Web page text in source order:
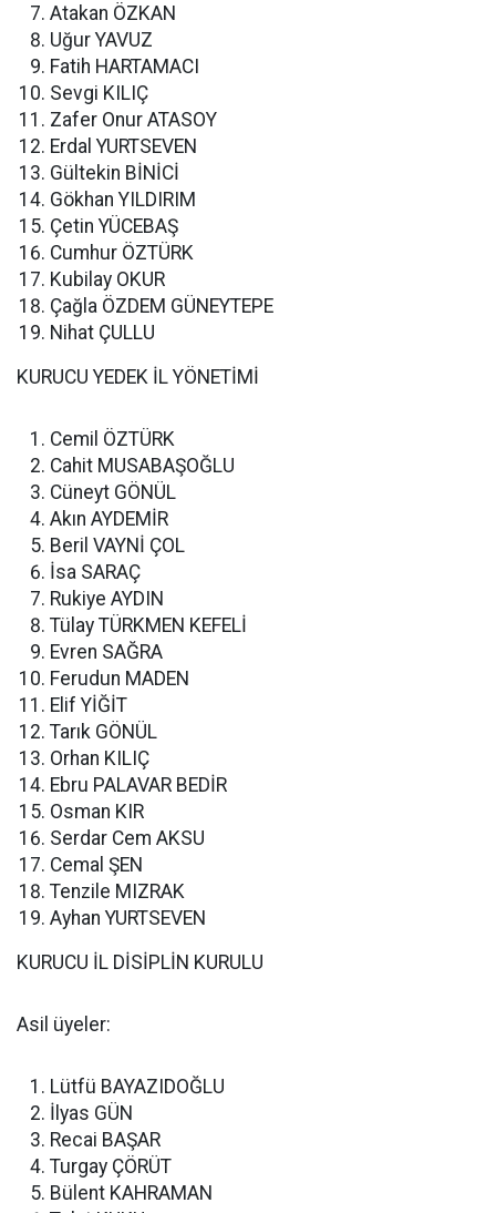
Atakan ÖZKAN
Uğur YAVUZ
Fatih HARTAMACI
Sevgi KILIÇ
Zafer Onur ATASOY
Erdal YURTSEVEN
Gültekin BİNİCİ
Gökhan YILDIRIM
Çetin YÜCEBAŞ
Cumhur ÖZTÜRK
Kubilay OKUR
Çağla ÖZDEM GÜNEYTEPE
Nihat ÇULLU
KURUCU YEDEK İL YÖNETİMİ
Cemil ÖZTÜRK
Cahit MUSABAŞOĞLU
Cüneyt GÖNÜL
Akın AYDEMİR
Beril VAYNİ ÇOL
İsa SARAÇ
Rukiye AYDIN
Tülay TÜRKMEN KEFELİ
Evren SAĞRA
Ferudun MADEN
Elif YİĞİT
Tarık GÖNÜL
Orhan KILIÇ
Ebru PALAVAR BEDİR
Osman KIR
Serdar Cem AKSU
Cemal ŞEN
Tenzile MIZRAK
Ayhan YURTSEVEN
KURUCU İL DİSİPLİN KURULU
Asil üyeler:
Lütfü BAYAZIDOĞLU
İlyas GÜN
Recai BAŞAR
Turgay ÇÖRÜT
Bülent KAHRAMAN